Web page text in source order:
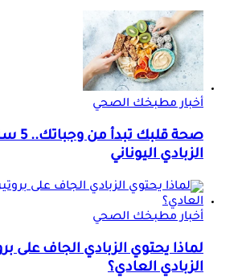
أخبار مطبخك الصحي
صحة
الزبادي اليوناني
أخبار مطبخك الصحي
لماذا يحتوي الزبادي الجاف على
الزبادي العادي؟